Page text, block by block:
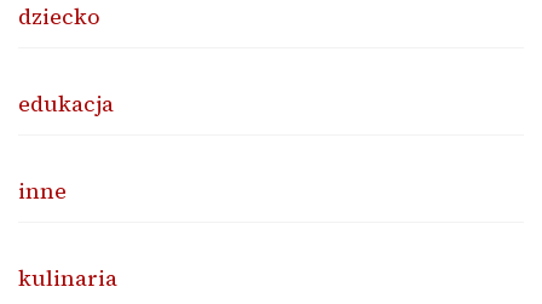
dziecko
edukacja
inne
kulinaria